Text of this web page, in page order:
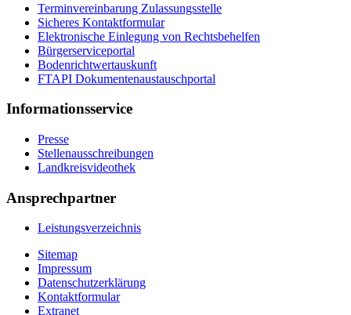
Terminvereinbarung Zulassungsstelle
Sicheres Kontaktformular
Elektronische Einlegung von Rechtsbehelfen
Bürgerserviceportal
Bodenrichtwertauskunft
FTAPI Dokumentenaustauschportal
Informationsservice
Presse
Stellenausschreibungen
Landkreisvideothek
Ansprechpartner
Leistungsverzeichnis
Sitemap
Impressum
Datenschutzerklärung
Kontaktformular
Extranet